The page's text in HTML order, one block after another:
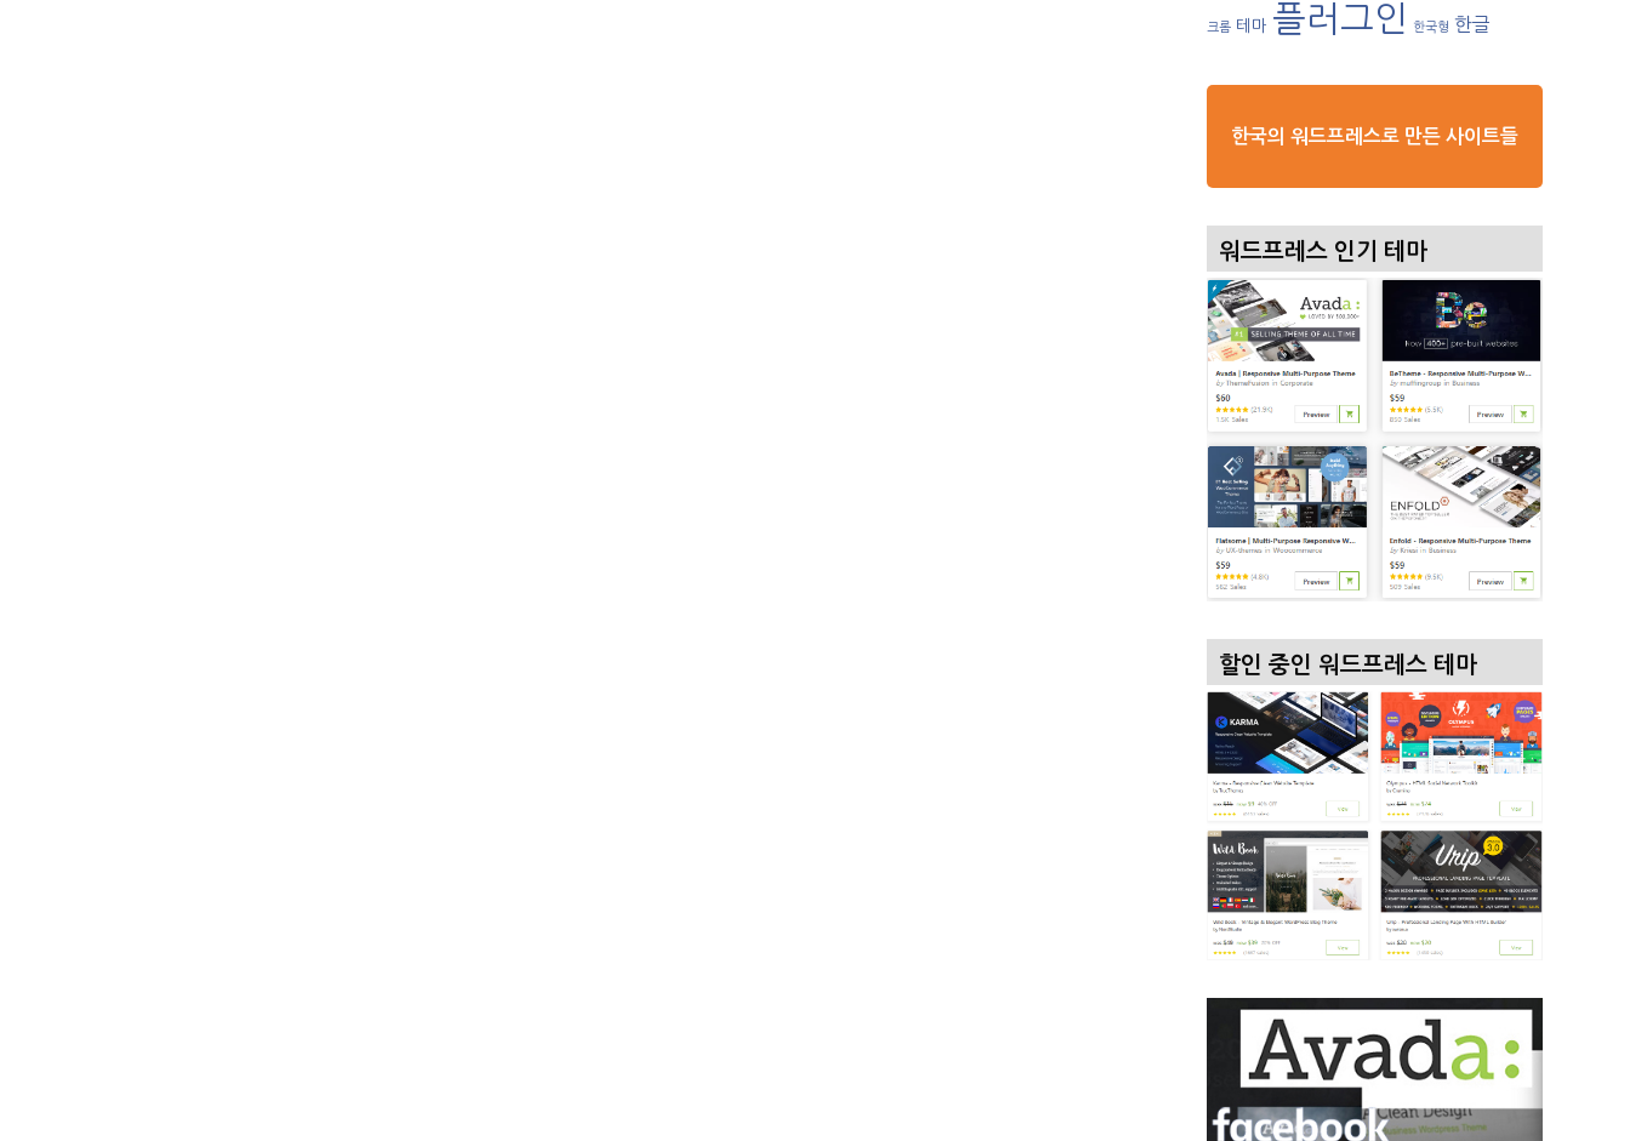
크롬 테마 플러그인 한국형 한글
한국의 워드프레스로 만든 사이트들
워드프레스 인기 테마
할인 중인 워드프레스 테마